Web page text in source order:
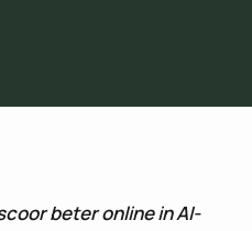
beter online in AI-